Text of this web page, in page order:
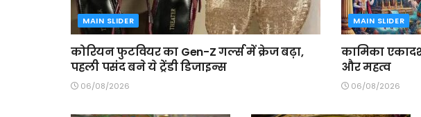
MAIN SLIDER
कोरियन फुटवियर का Gen-Z गर्ल्स में क्रेज बढ़ा,
पहली पसंद बने ये ट्रेंडी डिजाइन्स
06/08/2026
MAIN SLIDER
कामिका
और महत्व
06/08/2026